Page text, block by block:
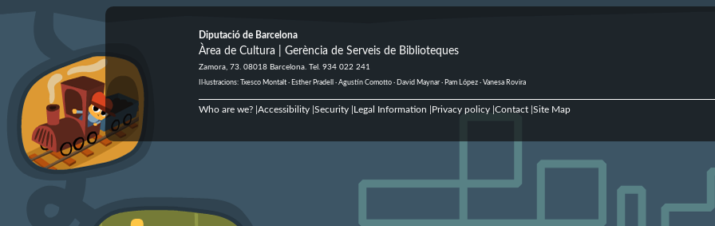
Diputació de Barcelona
Àrea de Cultura | Gerència de Serveis de Biblioteques
Zamora, 73. 08018 Barcelona. Tel. 934 022 241
Il·lustracions: Txesco Montalt · Esther Pradell · Agustín Comotto · David Maynar · Pam López · Vanesa Rovira
Who are we?| Accessibility| Security| Legal Information Privacy policy| Contact| Site Map